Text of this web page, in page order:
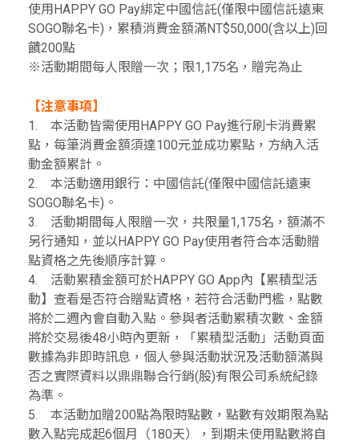
使用HAPPY GO Pay綁定中國信託(僅限中國信託遠東
SOGO聯名卡)，累積消費金額滿NT$50,000(含以上)回
饋200點
※活動期間每人限贈一次；限1,175名，贈完為止
【注意事項】
1. 本活動皆需使用HAPPY GO Pay進行刷卡消費累
點，每筆消費金額須達100元並成功累點，方納入活
動金額累計。
2. 本活動適用銀行：中國信託(僅限中國信託遠東
SOGO聯名卡)。
3. 活動期間每人限贈一次，共限量1,175名，額滿不
另行通知，並以HAPPY GO Pay使用者符合本活動贈
點資格之先後順序計算。
4. 活動累積金額可於HAPPY GO App內【累積型活
動】查看是否符合贈點資格，若符合活動門檻，點數
將於二週內會自動入點。參與者活動累積次數、金額
將於交易後48小時內更新，「累積型活動」活動頁面
數據為非即時訊息，個人參與活動狀況及活動額滿與
否之實際資料以鼎鼎聯合行銷(股)有限公司系統紀錄
為準。
5. 本活動加贈200點為限時點數，點數有效期限為點
數入點完成起6個月（180天），到期未使用點數將自